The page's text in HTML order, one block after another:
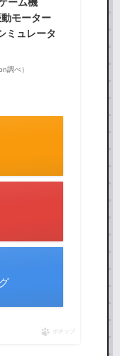
モーター
ミュレータ
調べ）
ポチップ